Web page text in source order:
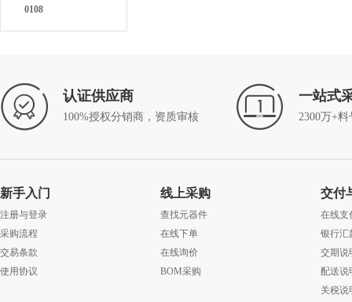
0108
认证供应商
100%授权分销商，资质审核
一站式
2300万+
新手入门
注册与登录
采购流程
交易条款
使用协议
线上采购
查找元器件
在线下单
在线询价
BOM采购
交付
在线支
银行汇
交期说
配送说
关税说